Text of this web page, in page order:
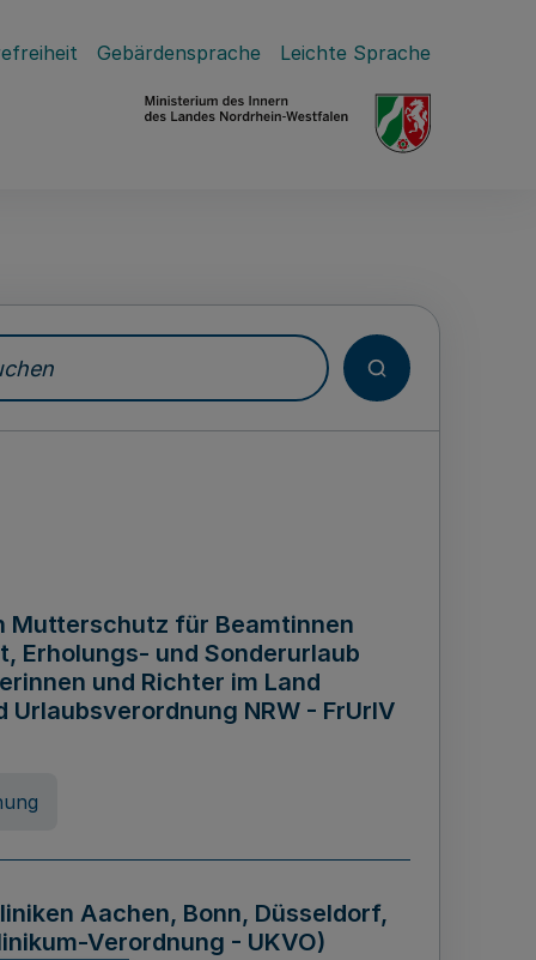
Gebärdensprache Leichte Sprache
Mutterschutz für Beamtinnen
Erholungs- und Sonderurlaub
und Richter im Land
NRW - FrUrlV
Aachen, Bonn, Düsseldorf,
Verordnung - UKVO)